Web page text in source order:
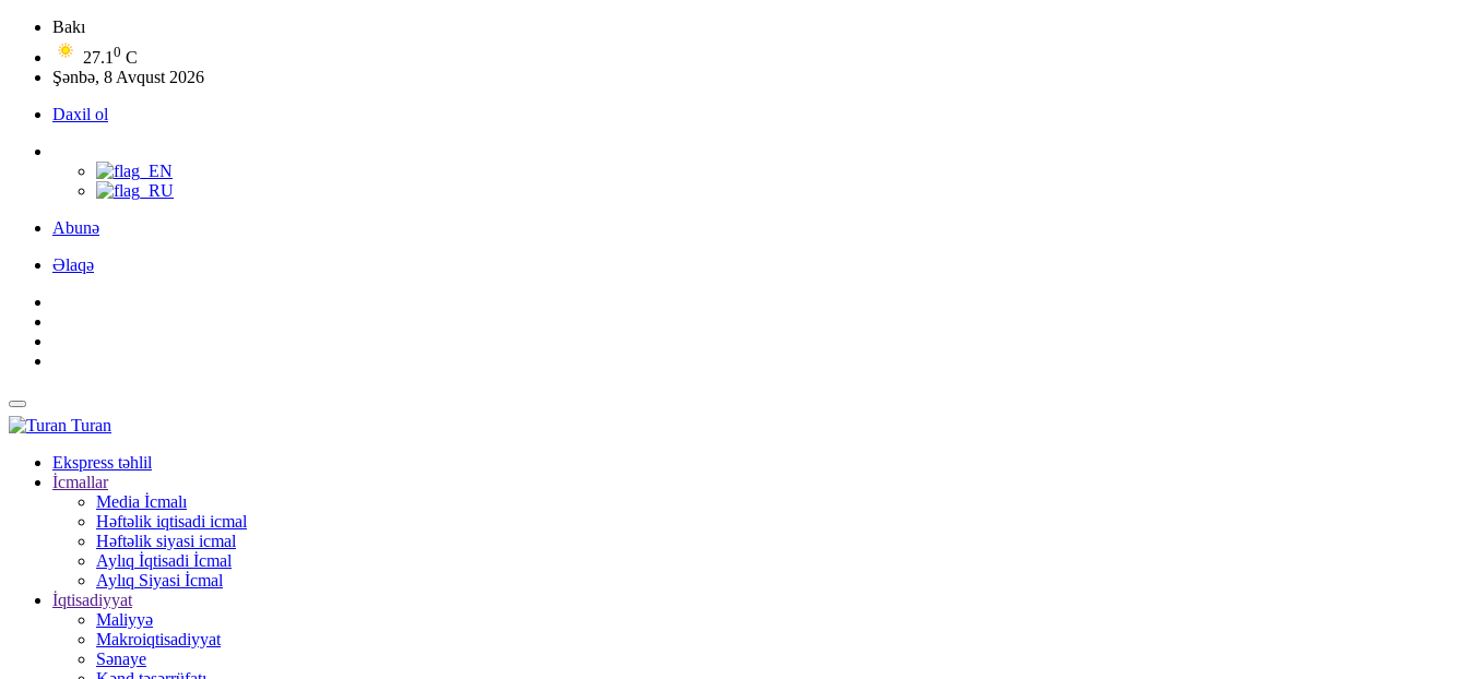
Bakı
27.1 0 C
Şənbə, 8 Avqust 2026
Daxil ol
Abunə
Əlaqə
Turan
Ekspress təhlil
İcmallar
Media İcmalı
Həftəlik iqtisadi icmal
Həftəlik siyasi icmal
Aylıq İqtisadi İcmal
Aylıq Siyasi İcmal
İqtisadiyyat
Maliyyə
Makroiqtisadiyyat
Sənaye